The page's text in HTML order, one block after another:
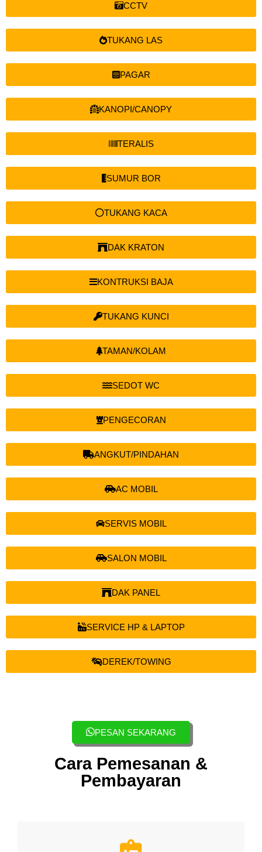
CCTV
TUKANG LAS
PAGAR
KANOPI/CANOPY
TERALIS
SUMUR BOR
TUKANG KACA
DAK KRATON
KONTRUKSI BAJA
TUKANG KUNCI
TAMAN/KOLAM
SEDOT WC
PENGECORAN
ANGKUT/PINDAHAN
AC MOBIL
SERVIS MOBIL
SALON MOBIL
DAK PANEL
SERVICE HP & LAPTOP
DEREK/TOWING
PESAN SEKARANG
Cara Pemesanan &
Pembayaran